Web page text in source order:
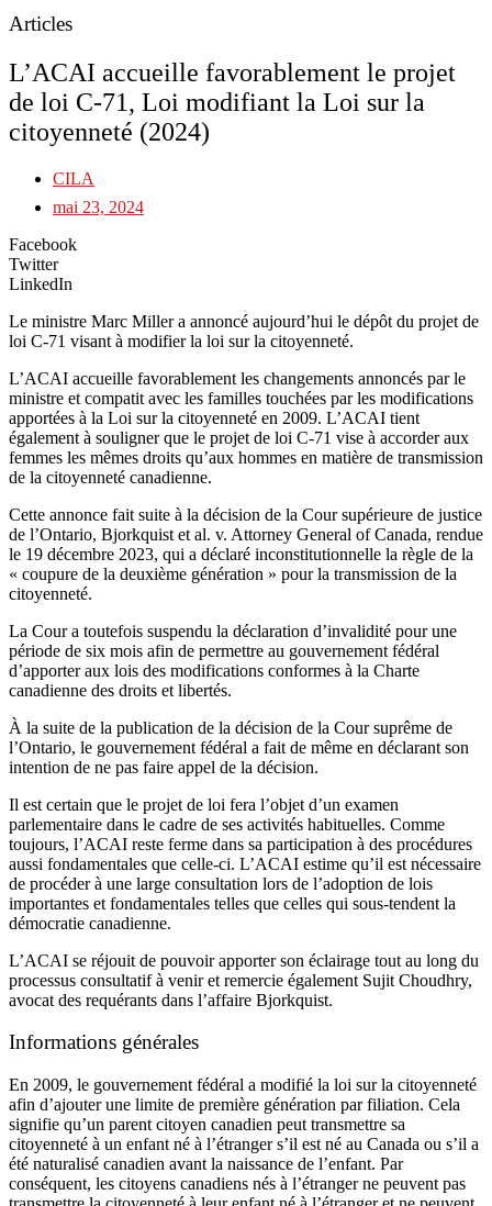
Articles
L’ACAI accueille favorablement le projet
de loi C-71, Loi modifiant la Loi sur la
citoyenneté (2024)
CILA
mai 23, 2024
Facebook
Twitter
LinkedIn
Le ministre Marc Miller a annoncé aujourd’hui le dépôt du projet de
loi C-71 visant à modifier la loi sur la citoyenneté.
L’ACAI accueille favorablement les changements annoncés par le
ministre et compatit avec les familles touchées par les modifications
apportées à la Loi sur la citoyenneté en 2009. L’ACAI tient
également à souligner que le projet de loi C-71 vise à accorder aux
femmes les mêmes droits qu’aux hommes en matière de transmission
de la citoyenneté canadienne.
Cette annonce fait suite à la décision de la Cour supérieure de justice
de l’Ontario, Bjorkquist et al. v. Attorney General of Canada, rendue
le 19 décembre 2023, qui a déclaré inconstitutionnelle la règle de la
« coupure de la deuxième génération » pour la transmission de la
citoyenneté.
La Cour a toutefois suspendu la déclaration d’invalidité pour une
période de six mois afin de permettre au gouvernement fédéral
d’apporter aux lois des modifications conformes à la Charte
canadienne des droits et libertés.
À la suite de la publication de la décision de la Cour suprême de
l’Ontario, le gouvernement fédéral a fait de même en déclarant son
intention de ne pas faire appel de la décision.
Il est certain que le projet de loi fera l’objet d’un examen
parlementaire dans le cadre de ses activités habituelles. Comme
toujours, l’ACAI reste ferme dans sa participation à des procédures
aussi fondamentales que celle-ci. L’ACAI estime qu’il est nécessaire
de procéder à une large consultation lors de l’adoption de lois
importantes et fondamentales telles que celles qui sous-tendent la
démocratie canadienne.
L’ACAI se réjouit de pouvoir apporter son éclairage tout au long du
processus consultatif à venir et remercie également Sujit Choudhry,
avocat des requérants dans l’affaire Bjorkquist.
Informations générales
En 2009, le gouvernement fédéral a modifié la loi sur la citoyenneté
afin d’ajouter une limite de première génération par filiation. Cela
signifie qu’un parent citoyen canadien peut transmettre sa
citoyenneté à un enfant né à l’étranger s’il est né au Canada ou s’il a
été naturalisé canadien avant la naissance de l’enfant. Par
conséquent, les citoyens canadiens nés à l’étranger ne peuvent pas